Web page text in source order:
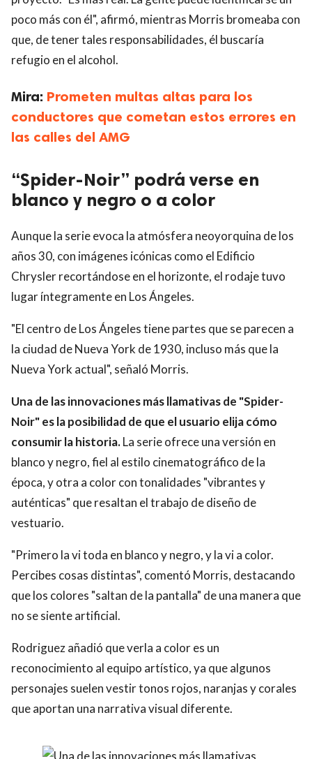
poco más con él", afirmó, mientras Morris bromeaba con
que, de tener tales responsabilidades, él buscaría
refugio en el alcohol.
Mira: Prometen multas altas para los
conductores que cometan estos errores en
las calles del AMG
“Spider-Noir” podrá verse en
blanco y negro o a color
Aunque la serie evoca la atmósfera neoyorquina de los
años 30, con imágenes icónicas como el Edificio
Chrysler recortándose en el horizonte, el rodaje tuvo
lugar íntegramente en Los Ángeles.
"El centro de Los Ángeles tiene partes que se parecen a
la ciudad de Nueva York de 1930, incluso más que la
Nueva York actual", señaló Morris.
Una de las innovaciones más llamativas de "Spider-
Noir" es la posibilidad de que el usuario elija cómo
consumir la historia.La serie ofrece una versión en
blanco y negro, fiel al estilo cinematográfico de la
época, y otra a color con tonalidades "vibrantes y
auténticas" que resaltan el trabajo de diseño de
vestuario.
"Primero la vi toda en blanco y negro, y la vi a color.
Percibes cosas distintas", comentó Morris, destacando
que los colores "saltan de la pantalla" de una manera que
no se siente artificial.
Rodriguez añadió que verla a color es un
reconocimiento al equipo artístico, ya que algunos
personajes suelen vestir tonos rojos, naranjas y corales
que aportan una narrativa visual diferente.